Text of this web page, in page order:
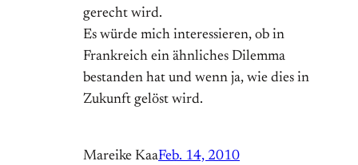
gerecht wird.
Es würde mich interessieren, ob in
Frankreich ein ähnliches Dilemma
bestanden hat und wenn ja, wie dies in
Zukunft gelöst wird.
Mareike KaaFeb. 14, 2010